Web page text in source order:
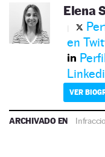
Elena
en
VER
ARCHIVADO EN